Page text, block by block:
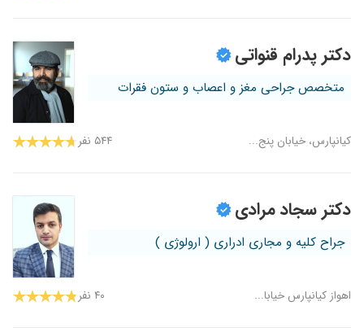
دکتر پدرام قنواتی
متخصص جراحی مغز و اعصاب و ستون فقرات
کیانپارس، خیابان پنج... ۵۴۴ نفر
دکتر سجاد مرادی
جراح کلیه و مجاری ادراری ( ارولوژی )
اهواز کیانپارس خیابا... ۴۰ نفر